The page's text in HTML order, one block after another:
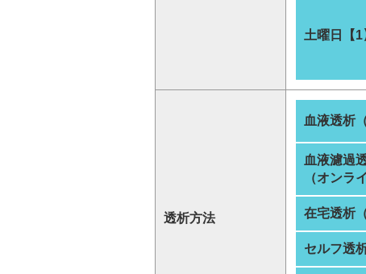
土曜日【1
透析方法
血液透析
血液濾過
（オンラ
在宅透析
セルフ透